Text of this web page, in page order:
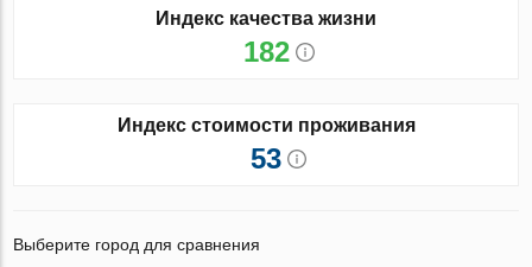
Индекс качества жизни
182
Индекс стоимости проживания
53
Выберите город для сравнения